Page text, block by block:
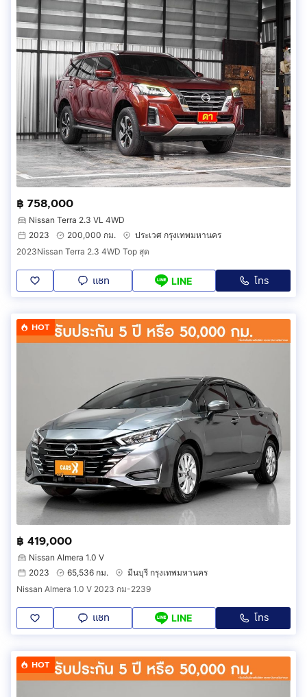
฿ 758,000
Nissan Terra 2.3 VL 4WD
2023
200,000 กม.
ประเวศ กรุงเทพมหานคร
2023Nissan Terra 2.3 4WD Top สุด
แชท LINE โทร
HOT
฿ 419,000
Nissan Almera 1.0 V
2023
65,536 กม.
มีนบุรี กรุงเทพมหานคร
Nissan Almera 1.0 V 2023 กม-2239
แชท LINE โทร
HOT